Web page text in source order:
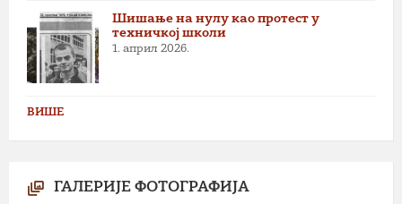
Шишање на нулу као протест у
техничкој школи
1. април 2026.
ВИШЕ
ГАЛЕРИЈЕ ФОТОГРАФИЈА